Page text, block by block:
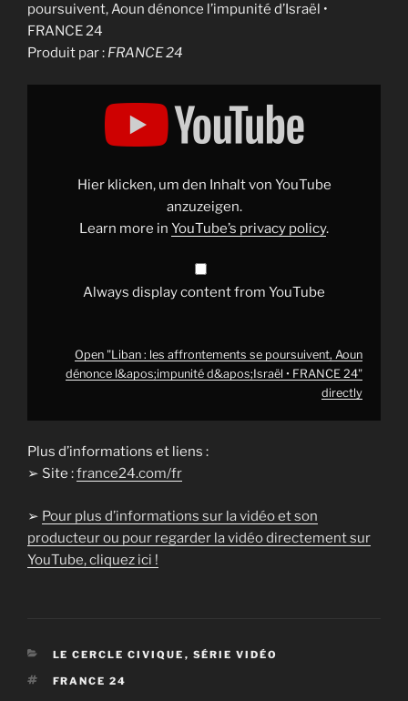
poursuivent, Aoun dénonce l’impunité d’Israël •
FRANCE 24
Produit par : FRANCE 24
Display
affrontements
Hier klicken, um den Inhalt von YouTube
anzuzeigen.
Learn more in YouTube’s privacy policy.
Always display content from YouTube
Open "Liban : les affrontements se poursuivent, Aoun
dénonce l&apos;impunité d&apos;Israël • FRANCE 24"
directly
Plus d’informations et liens :
➢ Site :france24.com/fr
➢ Pour plus d’informations sur la vidéo et son
producteur ou pour regarder la vidéo directement sur
YouTube, cliquez ici !
CATÉGORIES
LE CERCLE CIVIQUE , SÉRIE VIDÉO
ÉTIQUETTES
FRANCE 24